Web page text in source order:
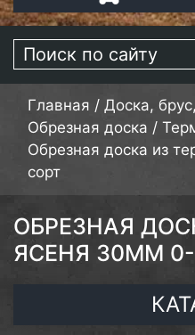
Главная / Доска,
Обрезная доска /
Обрезная доска из
сорт
ОБРЕЗНАЯ
ЯСЕНЯ 30ММ